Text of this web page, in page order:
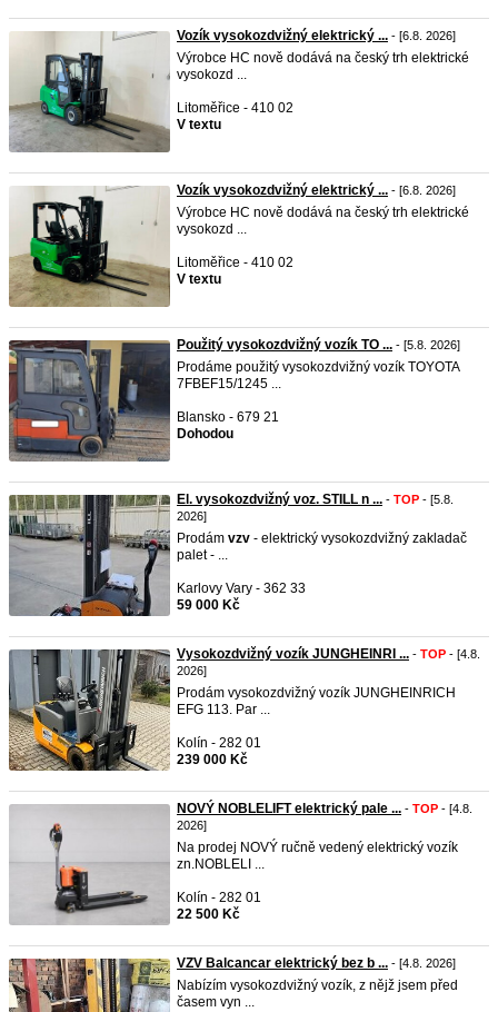
Vozík vysokozdvižný elektrický ... - [6.8. 2026]
Výrobce HC nově dodává na český trh elektrické
vysokozd ...
Litoměřice - 410 02
V textu
Vozík vysokozdvižný elektrický ... - [6.8. 2026]
Výrobce HC nově dodává na český trh elektrické
vysokozd ...
Litoměřice - 410 02
V textu
Použitý vysokozdvižný vozík TO ... - [5.8. 2026]
Prodáme použitý vysokozdvižný vozík TOYOTA
7FBEF15/1245 ...
Blansko - 679 21
Dohodou
El. vysokozdvižný voz. STILL n ... - TOP - [5.8.
2026]
Prodám vzv - elektrický vysokozdvižný zakladač
palet - ...
Karlovy Vary - 362 33
59 000 Kč
Vysokozdvižný vozík JUNGHEINRI ... - TOP - [4.8.
2026]
Prodám vysokozdvižný vozík JUNGHEINRICH
EFG 113. Par ...
Kolín - 282 01
239 000 Kč
NOVÝ NOBLELIFT elektrický pale ... - TOP - [4.8.
2026]
Na prodej NOVÝ ručně vedený elektrický vozík
zn.NOBLELI ...
Kolín - 282 01
22 500 Kč
VZV Balcancar elektrický bez b ... - [4.8. 2026]
Nabízím vysokozdvižný vozík, z nějž jsem před
časem vyn ...